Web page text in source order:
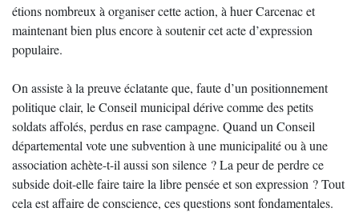
étions nombreux à organiser cette action, à huer Carcenac et
maintenant bien plus encore à soutenir cet acte d’expression
populaire.
On assiste à la preuve éclatante que, faute d’un positionnement
politique clair, le Conseil municipal dérive comme des petits
soldats affolés, perdus en rase campagne. Quand un Conseil
départemental vote une subvention à une municipalité ou à une
association achète-t-il aussi son silence ? La peur de perdre ce
subside doit-elle faire taire la libre pensée et son expression ? Tout
cela est affaire de conscience, ces questions sont fondamentales.